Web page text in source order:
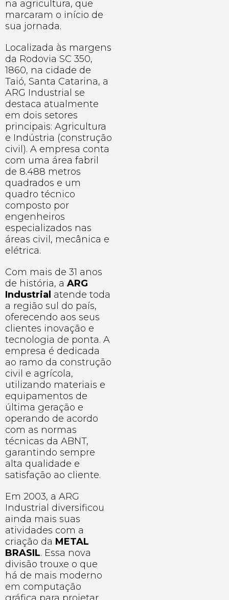
na agricultura, que
marcaram o início de
sua jornada.
Localizada às margens
da Rodovia SC 350,
1860, na cidade de
Taió, Santa Catarina, a
ARG Industrial se
destaca atualmente
em dois setores
principais: Agricultura
e Indústria (construção
civil). A empresa conta
com uma área fabril
de 8.488 metros
quadrados e um
quadro técnico
composto por
engenheiros
especializados nas
áreas civil, mecânica e
elétrica.
Com mais de 31 anos
de história, a ARG
Industrial atende toda
a região sul do país,
oferecendo aos seus
clientes inovação e
tecnologia de ponta. A
empresa é dedicada
ao ramo da construção
civil e agrícola,
utilizando materiais e
equipamentos de
última geração e
operando de acordo
com as normas
técnicas da ABNT,
garantindo sempre
alta qualidade e
satisfação ao cliente.
Em 2003, a ARG
Industrial diversificou
ainda mais suas
atividades com a
criação da METAL
BRASIL. Essa nova
divisão trouxe o que
há de mais moderno
em computação